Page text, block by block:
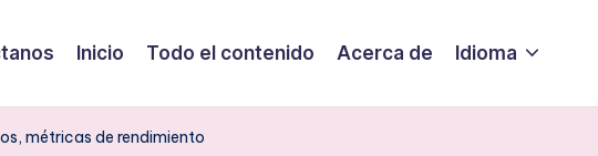
Inicio Todo el contenido Acerca de Idioma
métricas de rendimiento